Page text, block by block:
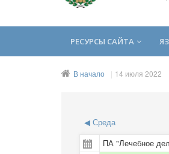
РЕСУРСЫ САЙТА
В начало 14 июля 2022
◀ Среда
ПА "Лечебное